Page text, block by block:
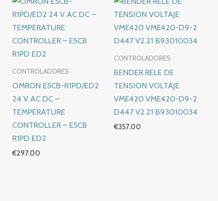
CONTROLADORES
OMRON E5CB-R1PD/ED2
24 V AC DC –
TEMPERATURE
CONTROLLER – E5CB
R1PD ED2
€297.00
CONTROLADORES
BENDER RELE DE
TENSION VOLTAJE
VME420 VME420-D9-2
D447 V2.21 B93010034
€357.00